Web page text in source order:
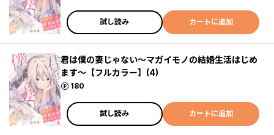
試し読み カートに追加
君は僕の妻じゃない～マガイモノの結婚生活はじめ
ます～【フルカラー】(4)
180
ポイント
試し読み カートに追加